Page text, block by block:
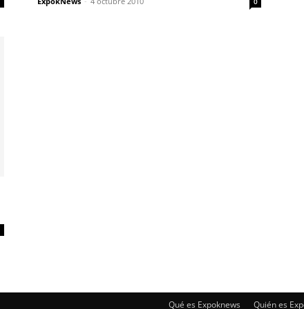
Qué es Expoknews Quién es